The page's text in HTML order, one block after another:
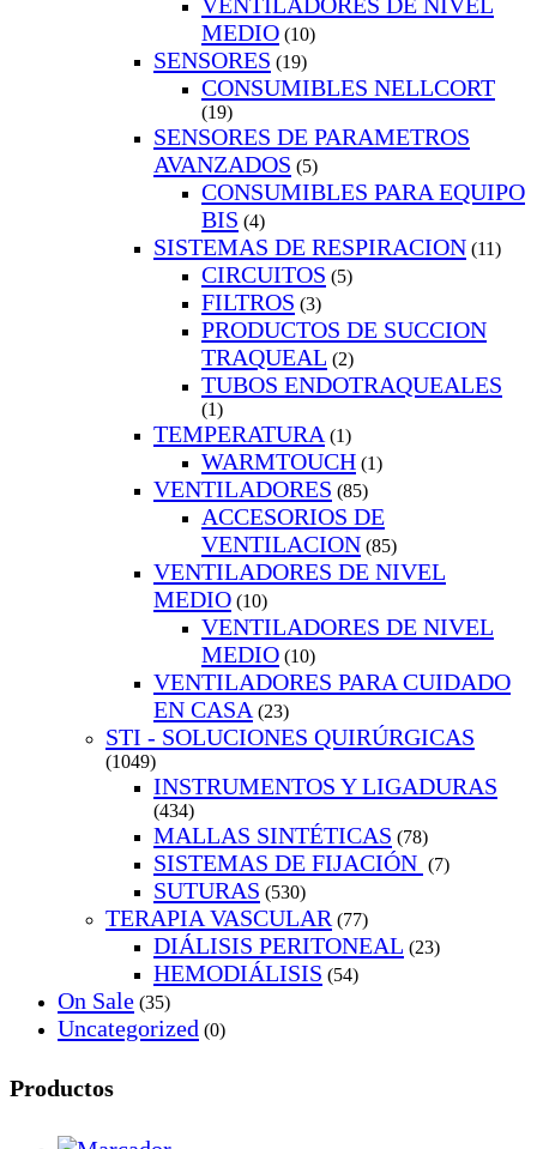
MEDIO (10)
SENSORES (19)
CONSUMIBLES NELLCORT
(19)
SENSORES DE PARAMETROS
AVANZADOS (5)
CONSUMIBLES PARA EQUIPO
BIS (4)
SISTEMAS DE RESPIRACION (11)
CIRCUITOS (5)
FILTROS (3)
PRODUCTOS DE SUCCION
TRAQUEAL (2)
TUBOS ENDOTRAQUEALES
(1)
TEMPERATURA (1)
WARMTOUCH (1)
VENTILADORES (85)
ACCESORIOS DE
VENTILACION (85)
VENTILADORES DE NIVEL
MEDIO (10)
VENTILADORES DE NIVEL
MEDIO (10)
VENTILADORES PARA CUIDADO
EN CASA (23)
STI - SOLUCIONES QUIRÚRGICAS
(1049)
INSTRUMENTOS Y LIGADURAS
(434)
MALLAS SINTÉTICAS (78)
SISTEMAS DE FIJACIÓN (7)
SUTURAS (530)
TERAPIA VASCULAR (77)
DIÁLISIS PERITONEAL (23)
HEMODIÁLISIS (54)
On Sale (35)
Uncategorized (0)
Productos